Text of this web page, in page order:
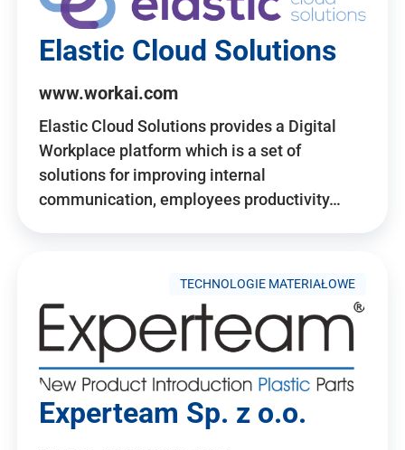
Elastic Cloud Solutions
www.workai.com
Elastic Cloud Solutions provides a Digital
Workplace platform which is a set of
solutions for improving internal
communication, employees productivity…
TECHNOLOGIE MATERIAŁOWE
Experteam Sp. z o.o.